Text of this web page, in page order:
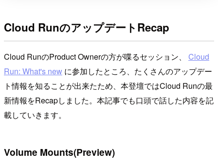
Cloud RunのアップデートRecap
Cloud RunのProduct Ownerの方が喋るセッション、 Cloud
Run: What's new に参加したところ、たくさんのアップデー
ト情報を知ることが出来たため、本登壇ではCloud Runの最
新情報をRecapしました。本記事でも口頭で話した内容を記
載していきます。
Volume Mounts(Preview)